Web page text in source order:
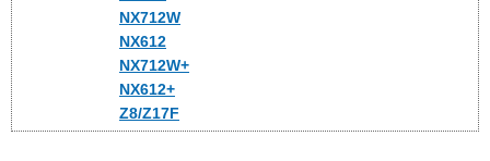
NX712W
NX612
NX712W+
NX612+
Z8/Z17F